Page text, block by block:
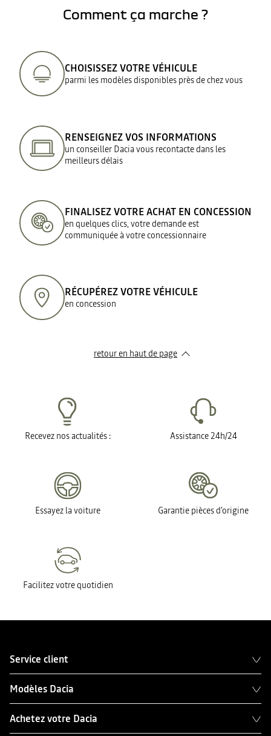
Comment ça marche ?
CHOISISSEZ VOTRE VÉHICULE
parmi les modèles disponibles près de chez vous
RENSEIGNEZ VOS INFORMATIONS
un conseiller Dacia vous recontacte dans les
meilleurs délais
FINALISEZ VOTRE ACHAT EN CONCESSION
en quelques clics, votre demande est
communiquée à votre concessionnaire
RÉCUPÉREZ VOTRE VÉHICULE
en concession
retour en haut de page​
Recevez nos actualités : Assistance 24h/24
Essayez la voiture Garantie pièces d'origine
Facilitez votre quotidien
Service client
Modèles Dacia
Achetez votre Dacia